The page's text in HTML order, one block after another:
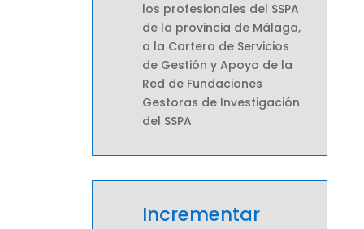
los profesionales del SSPA
de la provincia de Málaga,
a la Cartera de Servicios
de Gestión y Apoyo de la
Red de Fundaciones
Gestoras de Investigación
del SSPA
Incrementar